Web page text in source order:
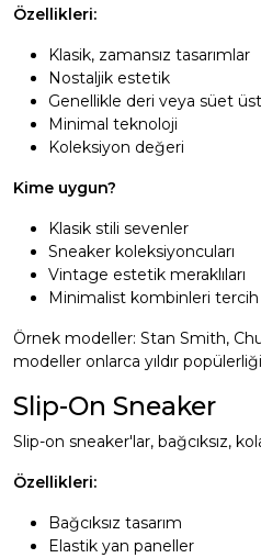
Özellikleri:
Klasik, zamansız tasarımlar
Nostaljik estetik
Genellikle deri veya süet üst
Minimal teknoloji
Koleksiyon değeri
Kime uygun?
Klasik stili sevenler
Sneaker koleksiyoncuları
Vintage estetik meraklıları
Minimalist kombinleri
Örnek modeller: Stan Smith,
modeller onlarca yıldır
Slip-On Sneaker
Slip-on sneaker'lar, bağcıksız,
Özellikleri:
Bağcıksız tasarım
Elastik yan paneller